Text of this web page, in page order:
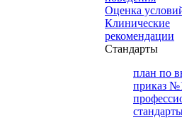
Оценка
Клинические
рекомендации
Cтандарты
план по
приказ